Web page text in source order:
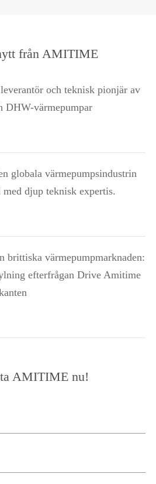
från AMITIME
och teknisk pionjär av
DHW-värmepumpar
globala värmepumpsindustrin
djup teknisk expertis.
brittiska värmepumpmarknaden:
efterfrågan Drive Amitime
AMITIME nu!